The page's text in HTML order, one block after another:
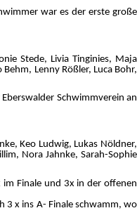
war es der erste große
Stede, Livia Tinginies, Maja
Lenny Rößler, Luca Bohr,
Schwimmverein an
Keo Ludwig, Lukas Nöldner,
Nora Jahnke, Sarah-Sophie
Finale und 3x in der offenen
3 x ins A- Finale schwamm, wo